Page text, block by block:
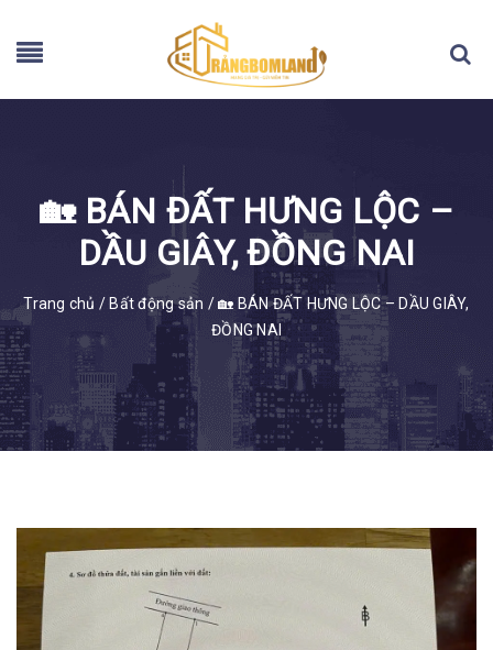
🏡 BÁN ĐẤT HƯNG LỘC –
DẦU GIÂY, ĐỒNG NAI
Trang chủ / Bất động sản /🏡 BÁN ĐẤT HƯNG LỘC – DẦU GIÂY,
ĐỒNG NAI